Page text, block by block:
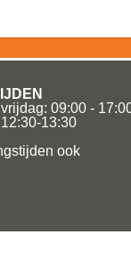
09:00 -
13:30
ook